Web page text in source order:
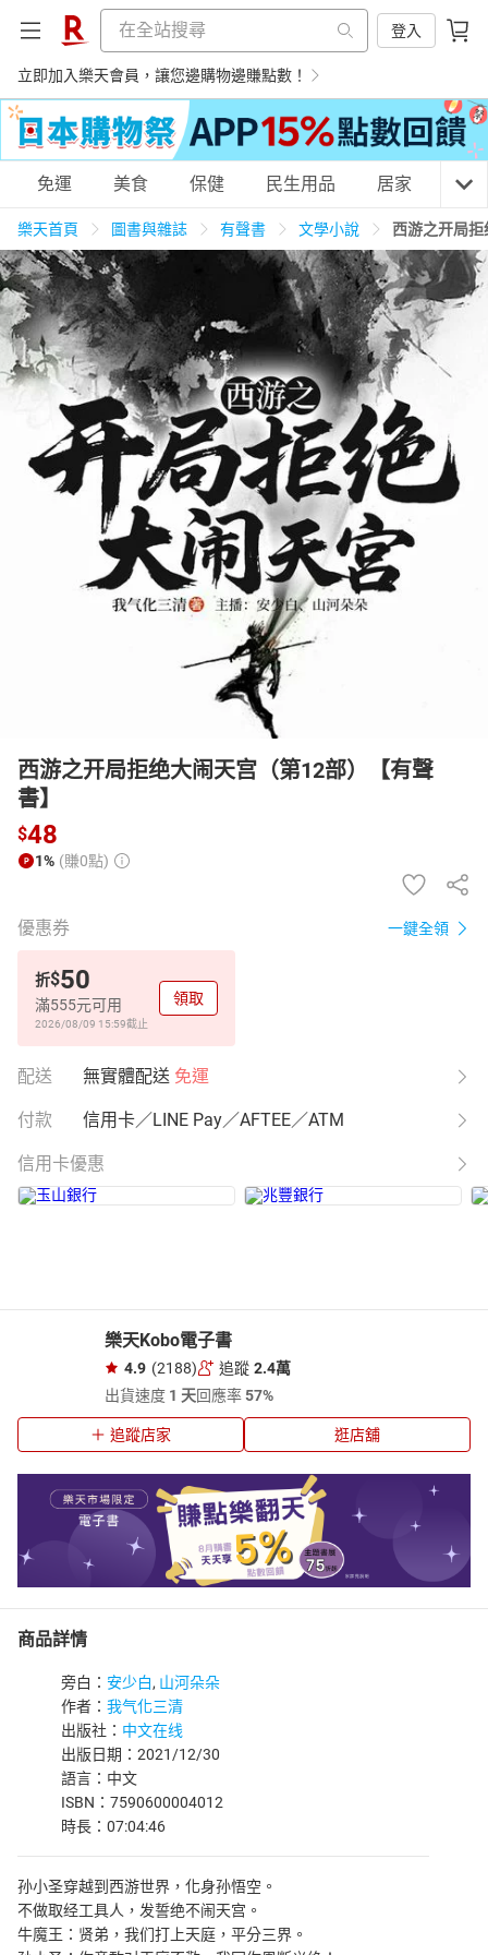
登入
立即加入樂天會員，讓您邊購物邊賺點數！
購物網分類
天天免運 養生保健 民生用品
居家生活 3C家電 運動休閒 親子玩具
女裝 男裝 化妝保養 情趣用品
電子/紙本書
HOT
免運 美食 保健 民生用品 居家 3C
樂天首頁 圖書與雜誌 有聲書 文學小說 西游之开局
西游之开局拒绝大闹天宫（第12部）【有聲
書】
$48
1% (賺0點)
優惠券 一鍵全領
折$50
滿555元可用
2026/08/09 15:59截止
領取
配送 無實體配送 免運
付款 信用卡／LINE Pay／AFTEE／ATM
信用卡優惠
樂天Kobo電子書
4.9 (2188) 追蹤 2.4萬
出貨速度 1 天回應率57%
追蹤店家 逛店舖
商品詳情
旁白： 安少白, 山河朵朵
作者： 我气化三清
出版社： 中文在线
出版日期：2021/12/30
語言：中文
ISBN：7590600004012
時長：07:04:46
孙小圣穿越到西游世界，化身孙悟空。
不做取经工具人，发誓绝不闹天宫。
牛魔王：贤弟，我们打上天庭，平分三界。